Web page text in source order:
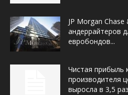
JP Morgan Chase
андеррайтеров
евробондов...
Чистая прибыль
производителя
выросла в 3,5